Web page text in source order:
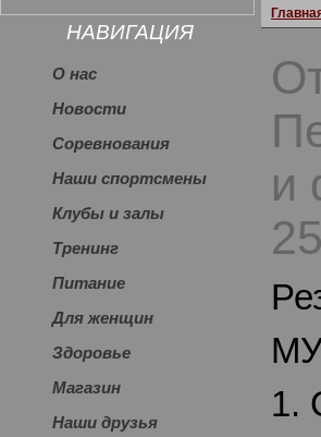
НАВИГАЦИЯ
О нас
Новости
Соревнования
Наши спортсмены
Клубы и залы
Тренинг
Питание
Для женщин
Здоровье
Магазин
Наши друзья
и
1.